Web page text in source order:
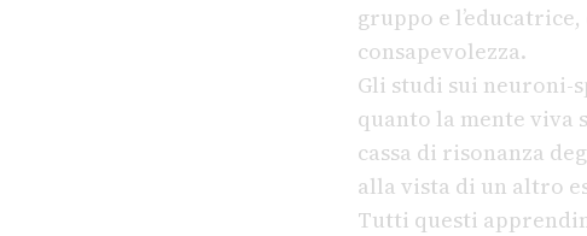
gruppo e
consapevolezza.
Gli studi sui neuroni-
quanto la mente viva
cassa di risonanza
alla vista di un altro
Tutti questi